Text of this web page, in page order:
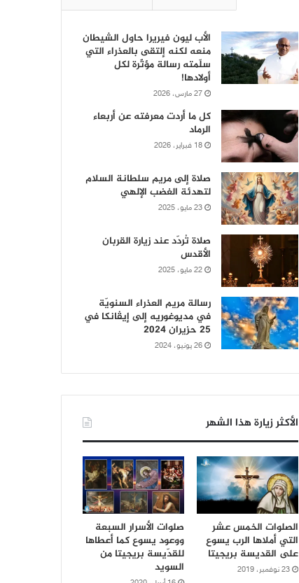
الأب ليون فيريرا حاول الشيطان
منعه لكنه إلتقى بالعذراء التي
سلّمته رسالة مؤثّرة لكل
أولادها!
27 مارس، 2026
كل ما أردت معرفته عن أربعاء
الرماد
18 فبراير، 2026
صلاة إلى مريم سلطانة السلام
لتهدئة الغضب الإلهي
23 مايو، 2025
صلاة تُردّد عند زيارة القربان
الأقدس
22 مايو، 2025
رسالة مريم العذراء السنويّة
في مديوغوريه إلى إيڤانكا في
25 حزيران 2024
26 يونيو، 2024
الأكثر زيارة هذا الشهر
الصلوات الخمس عشر
التي أملاها الرب يسوع
على القديسة بريجيتا
23 نوفمبر، 2019
صلوات الأسرار السبعة
ووعود يسوع كما أعطاها
للقدّيسة بريجيتا من
السويد